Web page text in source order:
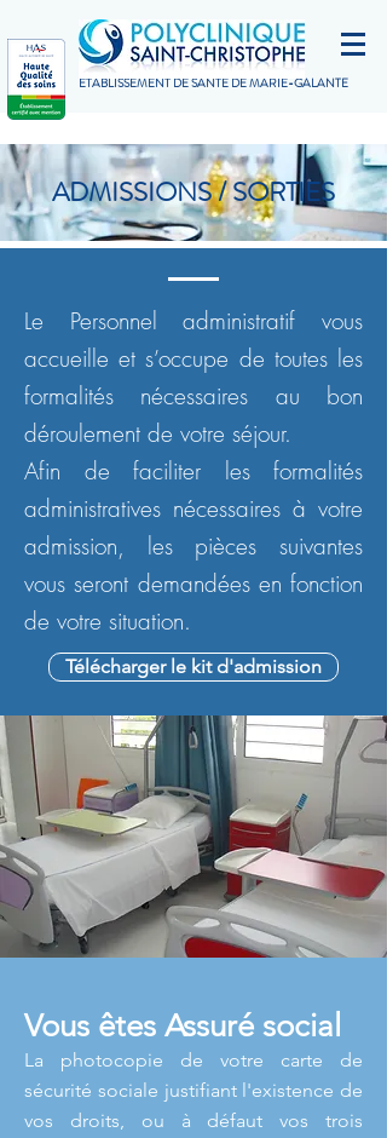
ETABLISSEMENT DE SANTÉ DE MARIE-GALANTE
ADMISSIONS / SORTIES
Le Personnel administratif vous
accueille et s’occupe de toutes les
formalités nécessaires au bon
déroulement de votre séjour.
Afin de faciliter les formalités
administratives nécessaires à votre
admission, les pièces suivantes
vous seront demandées en fonction
de votre situation.
Télécharger le kit d'admission
Vous êtes Assuré social
La photocopie de votre carte de
sécurité sociale justifiant l'existence de
vos droits, ou à défaut vos trois